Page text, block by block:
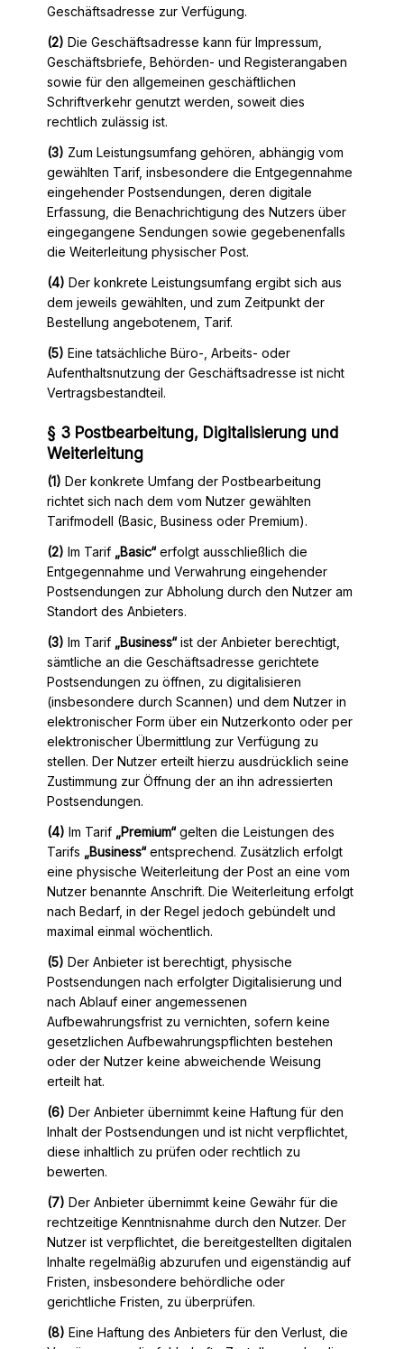
Geschäftsadresse zur Verfügung.
(2) Die Geschäftsadresse kann für Impressum,
Geschäftsbriefe, Behörden- und Registerangaben
sowie für den allgemeinen geschäftlichen
Schriftverkehr genutzt werden, soweit dies
rechtlich zulässig ist.
(3) Zum Leistungsumfang gehören, abhängig vom
gewählten Tarif, insbesondere die Entgegennahme
eingehender Postsendungen, deren digitale
Erfassung, die Benachrichtigung des Nutzers über
eingegangene Sendungen sowie gegebenenfalls
die Weiterleitung physischer Post.
(4) Der konkrete Leistungsumfang ergibt sich aus
dem jeweils gewählten, und zum Zeitpunkt der
Bestellung angebotenem, Tarif.
(5) Eine tatsächliche Büro-, Arbeits- oder
Aufenthaltsnutzung der Geschäftsadresse ist nicht
Vertragsbestandteil.
§ 3 Postbearbeitung, Digitalisierung und
Weiterleitung
(1) Der konkrete Umfang der Postbearbeitung
richtet sich nach dem vom Nutzer gewählten
Tarifmodell (Basic, Business oder Premium).
(2) Im Tarif „Basic“erfolgt ausschließlich die
Entgegennahme und Verwahrung eingehender
Postsendungen zur Abholung durch den Nutzer am
Standort des Anbieters.
(3) Im Tarif „Business“ist der Anbieter berechtigt,
sämtliche an die Geschäftsadresse gerichtete
Postsendungen zu öffnen, zu digitalisieren
(insbesondere durch Scannen) und dem Nutzer in
elektronischer Form über ein Nutzerkonto oder per
elektronischer Übermittlung zur Verfügung zu
stellen. Der Nutzer erteilt hierzu ausdrücklich seine
Zustimmung zur Öffnung der an ihn adressierten
Postsendungen.
(4) Im Tarif „Premium“gelten die Leistungen des
Tarifs „Business“entsprechend. Zusätzlich erfolgt
eine physische Weiterleitung der Post an eine vom
Nutzer benannte Anschrift. Die Weiterleitung erfolgt
nach Bedarf, in der Regel jedoch gebündelt und
maximal einmal wöchentlich.
(5) Der Anbieter ist berechtigt, physische
Postsendungen nach erfolgter Digitalisierung und
nach Ablauf einer angemessenen
Aufbewahrungsfrist zu vernichten, sofern keine
gesetzlichen Aufbewahrungspflichten bestehen
oder der Nutzer keine abweichende Weisung
erteilt hat.
(6) Der Anbieter übernimmt keine Haftung für den
Inhalt der Postsendungen und ist nicht verpflichtet,
diese inhaltlich zu prüfen oder rechtlich zu
bewerten.
(7) Der Anbieter übernimmt keine Gewähr für die
rechtzeitige Kenntnisnahme durch den Nutzer. Der
Nutzer ist verpflichtet, die bereitgestellten digitalen
Inhalte regelmäßig abzurufen und eigenständig auf
Fristen, insbesondere behördliche oder
gerichtliche Fristen, zu überprüfen.
(8) Eine Haftung des Anbieters für den Verlust, die